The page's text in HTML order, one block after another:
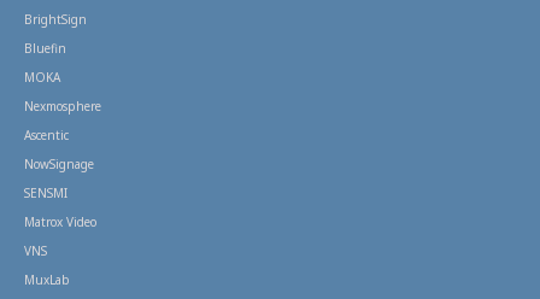
BrightSign
Bluefin
MOKA
Nexmosphere
Ascentic
NowSignage
SENSMI
Matrox Video
VNS
MuxLab